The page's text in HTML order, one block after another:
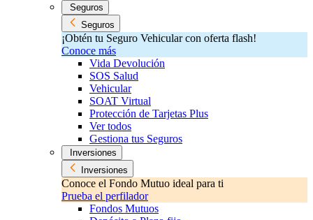
Seguros
Seguros
¡Obtén tu Seguro Vehicular con oferta flash!
Conoce más
Vida Devolución
SOS Salud
Vehicular
SOAT Virtual
Protección de Tarjetas Plus
Ver todos
Gestiona tus Seguros
Inversiones
Inversiones
Conoce el Fondo Mutuo ideal para ti
Prueba el perfilador
Fondos Mutuos